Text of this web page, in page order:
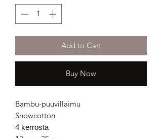
Add to Cart
Buy Now
Bambu-puuvillaimu
Snowcotton
4 kerrosta